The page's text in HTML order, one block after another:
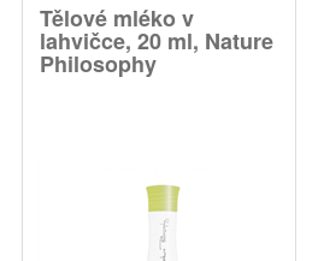
Tělové mléko v
lahvičce, 20 ml, Nature
Philosophy